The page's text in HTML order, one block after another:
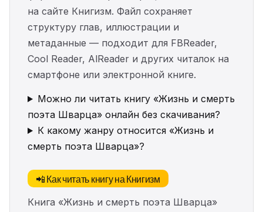
на сайте Книгизм. Файл сохраняет
структуру глав, иллюстрации и
метаданные — подходит для FBReader,
Cool Reader, AlReader и других читалок на
смартфоне или электронной книге.
Можно ли читать книгу «Жизнь и смерть
поэта Шварца» онлайн без скачивания?
К какому жанру относится «Жизнь и
смерть поэта Шварца»?
📲 Как читать книгу на Книгизм
Книга «Жизнь и смерть поэта Шварца»